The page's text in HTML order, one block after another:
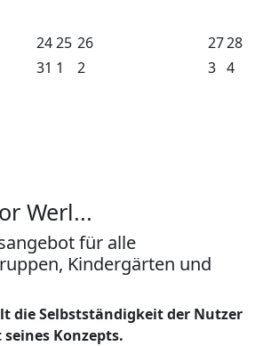
2425 26 2728
31 1 2 3 4
Werl...
für alle
Kindergärten und
die Selbstständigkeit der Nutzer
Konzepts.